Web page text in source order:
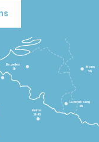
Reims
2h45
Bruxelles
3h
Bonn
5h
Luxembourg
4h